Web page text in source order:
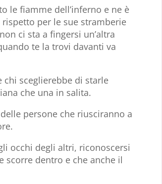
le fiamme dell’inferno e ne è
per le sue stramberie
ci sta a fingersi un’altra
te la trovi davanti va
chi sceglierebbe di starle
che una in salita.
persone che riusciranno a
occhi degli altri, riconoscersi
scorre dentro e che anche il